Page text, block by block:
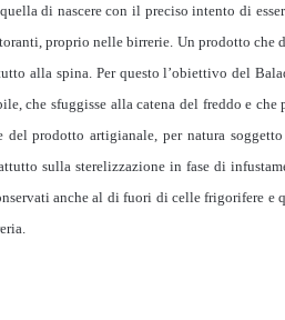
di nascerecon il preciso intento di
proprio nelle birrerie. Un prodotto che
alla spina. Per questo l’obiettivo del
che sfuggisse alla catena del freddo e
del prodotto artigianale, per natura
sulla sterelizzazione in fase di
anche al di fuori di celle frigorifere